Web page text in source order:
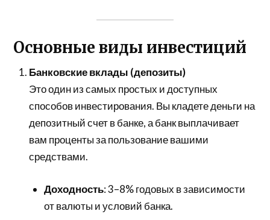
Основные виды инвестиций
Банковские вклады (депозиты)
Это один из самых простых и доступных
способов инвестирования. Вы кладете деньги на
депозитный счет в банке, а банк выплачивает
вам проценты за пользование вашими
средствами.
Доходность: 3–8% годовых в зависимости
от валюты и условий банка.